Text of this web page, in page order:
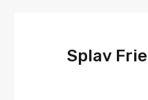
Splav